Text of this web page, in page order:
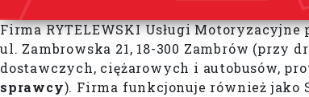
Firma RYTELEWSKI Usługi
ul. Zambrowska 21, 18-300 Zambrów (przy
dostawczych, ciężarowych i autobusów,
sprawcy). Firma funkcjonuje również jako